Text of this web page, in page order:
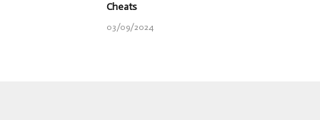
Cheats
03/09/2024